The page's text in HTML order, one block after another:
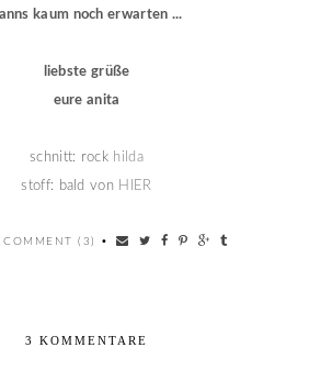
kaum noch erwarten ...
liebste grüße
eure anita
schnitt: rock hilda
stoff: bald von HIER
COMMENT (3) •
3 KOMMENTARE